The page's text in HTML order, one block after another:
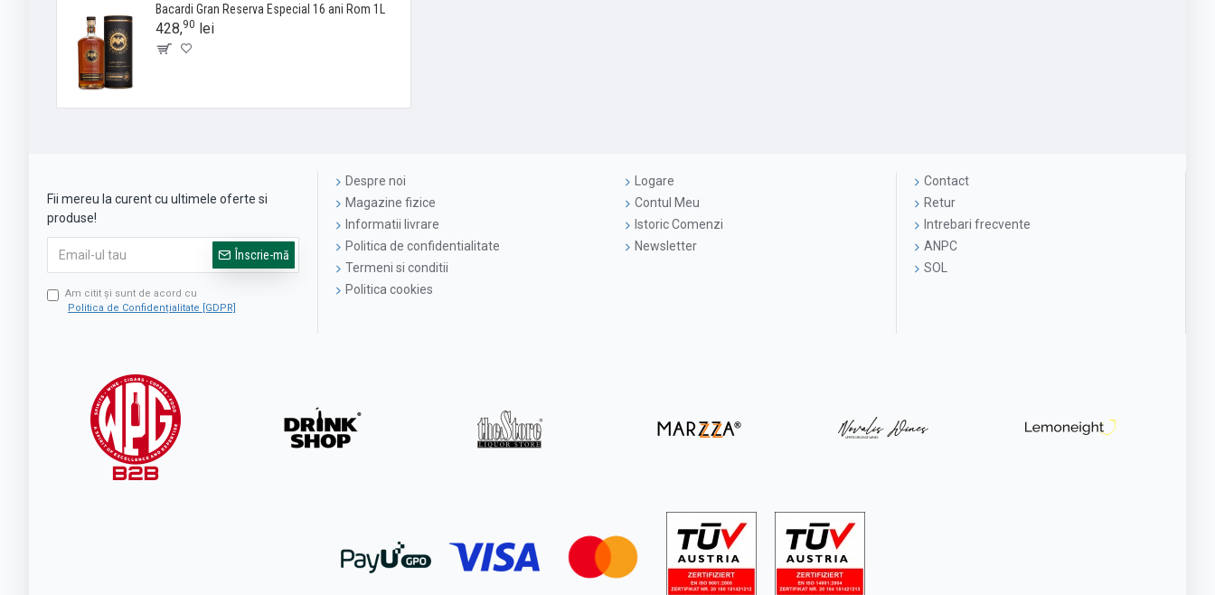
Bacardi Gran Reserva Especial 16 ani Rom 1L
428,90 lei
Fii mereu la curent cu ultimele oferte si
produse!
Înscrie-mă
Am citit şi sunt de acord cu
Politica de Confidențialitate [GDPR]
Despre noi
Magazine fizice
Informatii livrare
Politica de confidentialitate
Termeni si conditii
Politica cookies
Logare
Contul Meu
Istoric Comenzi
Newsletter
Contact
Retur
Intrebari frecvente
ANPC
SOL